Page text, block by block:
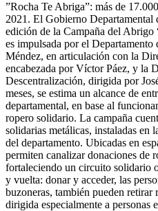
”Rocha Te Abriga”: más de
2021. El Gobierno Departamental
edición de la Campaña del
es impulsada por el Departamento
Méndez, en articulación con la
encabezada por Víctor Páez, y la
Descentralización, dirigida por
meses, se estima un alcance de
departamental, en base al
ropero solidario. La campaña
solidarias metálicas, instaladas en
del departamento. Ubicadas en
permiten canalizar donaciones de
fortaleciendo un circuito solidario
y vuelta: donar y acceder, las
buzoneras, también pueden retirar
dirigida especialmente a personas